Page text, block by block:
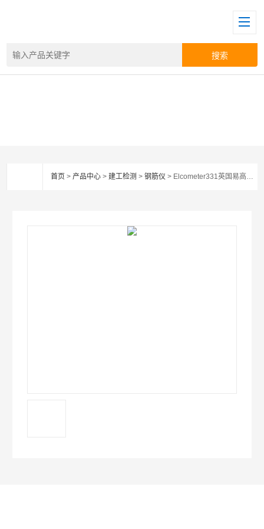
首页 >产品中心 > 建工检测 >钢筋仪 > Elcometer331英国易高钢筋扫描仪锈蚀仪Elcometer331